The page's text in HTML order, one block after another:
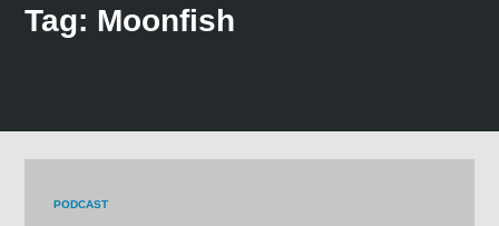
Tag: Moonfish
PODCAST